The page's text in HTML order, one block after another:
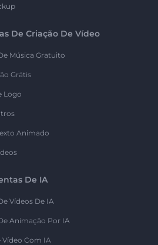
De Criação De Vídeo
Música Gratuito
Grátis
Logo
Animado
De IA
Vídeos De IA
Animação Por IA
Vídeo Com IA